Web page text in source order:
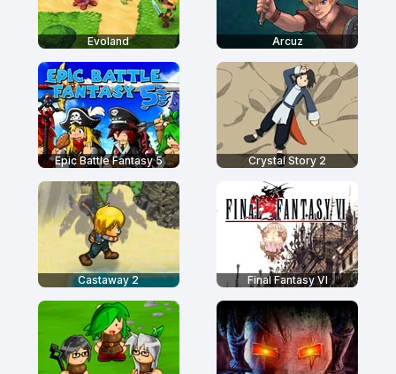
Evoland Arcuz
Epic Battle Fantasy 5 Crystal Story 2
Castaway 2 Final Fantasy VI